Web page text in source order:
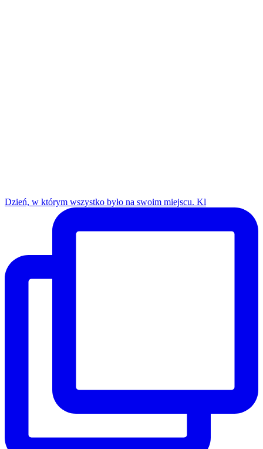
Dzień, w którym wszystko było na swoim miejscu. Kl